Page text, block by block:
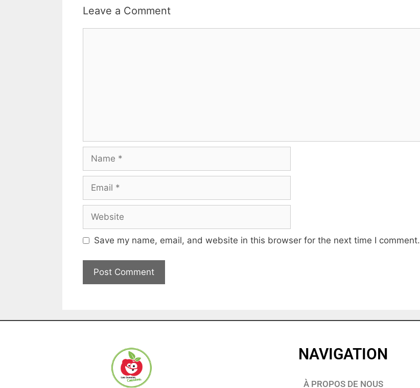
Leave a Comment
Save my name, email, and website in this browser for the next time I comment.
NAVIGATION
À PROPOS DE NOUS